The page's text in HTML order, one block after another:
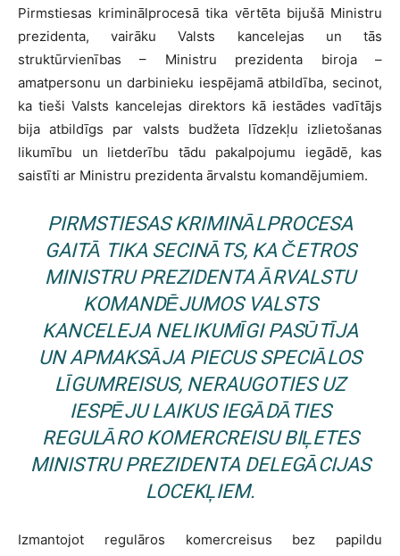
Pirmstiesas kriminālprocesā tika vērtēta bijušā Ministru
prezidenta, vairāku Valsts kancelejas un tās
struktūrvienības – Ministru prezidenta biroja –
amatpersonu un darbinieku iespējamā atbildība, secinot,
ka tieši Valsts kancelejas direktors kā iestādes vadītājs
bija atbildīgs par valsts budžeta līdzekļu izlietošanas
likumību un lietderību tādu pakalpojumu iegādē, kas
saistīti ar Ministru prezidenta ārvalstu komandējumiem.
PIRMSTIESAS KRIMINĀLPROCESA
GAITĀ TIKA SECINĀTS, KA ČETROS
MINISTRU PREZIDENTA ĀRVALSTU
KOMANDĒJUMOS VALSTS
KANCELEJA NELIKUMĪGI PASŪTĪJA
UN APMAKSĀJA PIECUS SPECIĀLOS
LĪGUMREISUS, NERAUGOTIES UZ
IESPĒJU LAIKUS IEGĀDĀTIES
REGULĀRO KOMERCREISU BIĻETES
MINISTRU PREZIDENTA DELEGĀCIJAS
LOCEKĻIEM.
Izmantojot regulāros komercreisus bez papildu